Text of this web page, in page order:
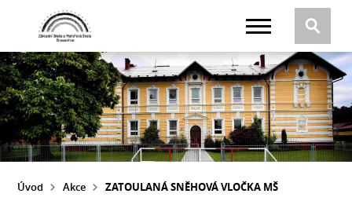
Úvod Akce ZATOULANÁ SNĚHOVÁ VLOČKA MŠ